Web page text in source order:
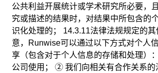
公共利益开展统计或学术研究所必要，
究或描述的结果时，对结果中所包含的
识化处理的； 14.3.11法律法规规定的其
意，Runwise可以通过以下方式对个人
享（包含对于个人信息的存储和处理）
公司使用； ② 我们向相关有合作关系的